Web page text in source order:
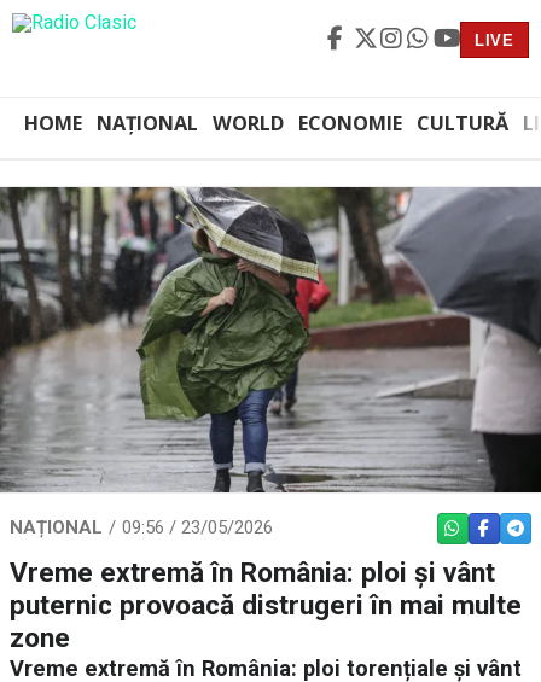
LIVE
HOME NAȚIONAL WORLD ECONOMIE CULTURĂ
NAȚIONAL 09:56 / 23/05/2026 WHATSAPP
Vreme extremă în România: ploi și vânt
puternic provoacă distrugeri în mai multe
zone
Vreme extremă în România: ploi torențiale și vânt